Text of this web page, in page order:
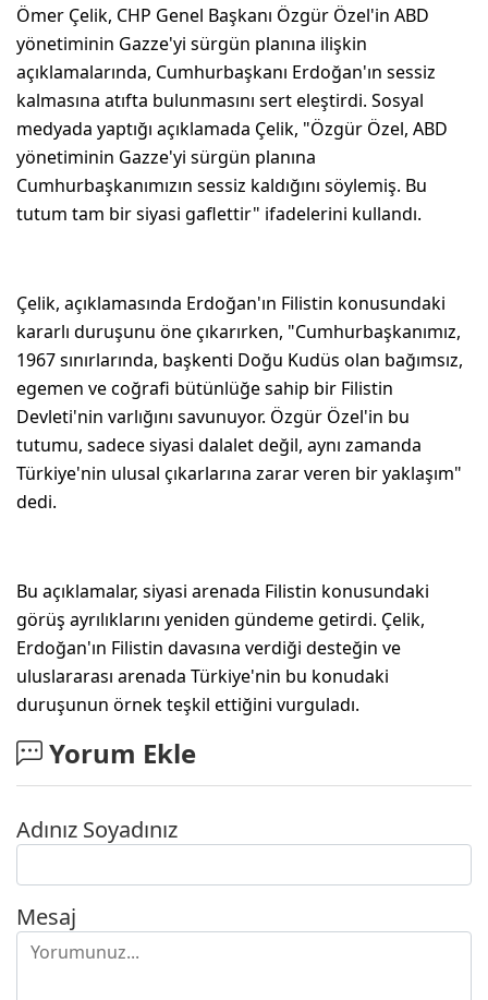
Ömer Çelik, CHP Genel Başkanı Özgür Özel'in ABD
yönetiminin Gazze'yi sürgün planına ilişkin
açıklamalarında, Cumhurbaşkanı Erdoğan'ın sessiz
kalmasına atıfta bulunmasını sert eleştirdi. Sosyal
medyada yaptığı açıklamada Çelik, "Özgür Özel, ABD
yönetiminin Gazze'yi sürgün planına
Cumhurbaşkanımızın sessiz kaldığını söylemiş. Bu
tutum tam bir siyasi gaflettir" ifadelerini kullandı.
Çelik, açıklamasında Erdoğan'ın Filistin konusundaki
kararlı duruşunu öne çıkarırken, "Cumhurbaşkanımız,
1967 sınırlarında, başkenti Doğu Kudüs olan bağımsız,
egemen ve coğrafi bütünlüğe sahip bir Filistin
Devleti'nin varlığını savunuyor. Özgür Özel'in bu
tutumu, sadece siyasi dalalet değil, aynı zamanda
Türkiye'nin ulusal çıkarlarına zarar veren bir yaklaşım"
dedi.
Bu açıklamalar, siyasi arenada Filistin konusundaki
görüş ayrılıklarını yeniden gündeme getirdi. Çelik,
Erdoğan'ın Filistin davasına verdiği desteğin ve
uluslararası arenada Türkiye'nin bu konudaki
duruşunun örnek teşkil ettiğini vurguladı.
Yorum Ekle
Adınız Soyadınız
Mesaj